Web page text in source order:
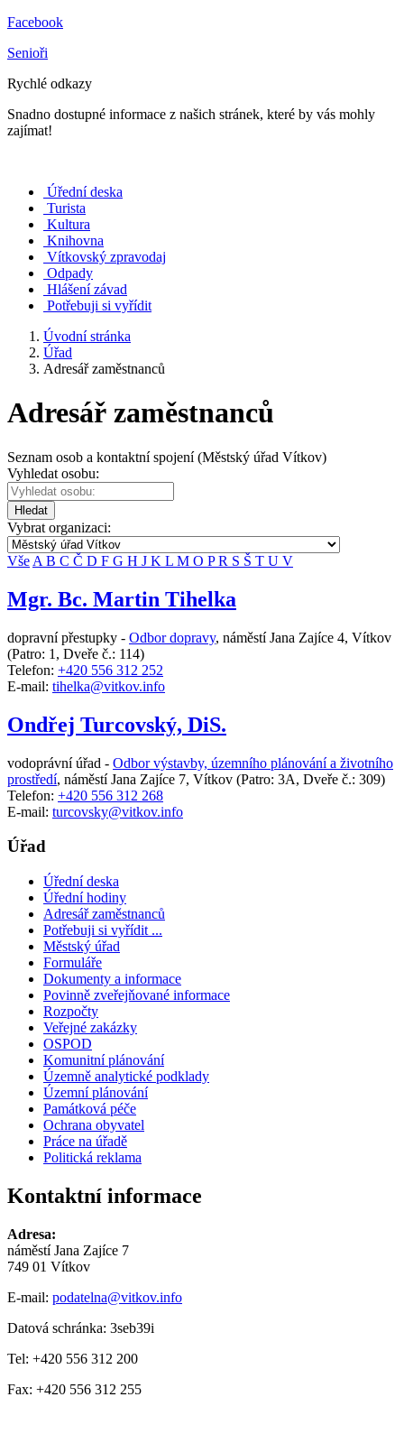
Facebook
Senioři
Rychlé odkazy
Snadno dostupné informace z našich stránek, které by vás mohly
zajímat!
Úřední deska
Turista
Kultura
Knihovna
Vítkovský zpravodaj
Odpady
Hlášení závad
Potřebuji si vyřídit
Úvodní stránka
Úřad
Adresář zaměstnanců
Adresář zaměstnanců
Seznam osob a kontaktní spojení (Městský úřad Vítkov)
Vyhledat osobu:
Hledat
Vybrat organizaci:
Vše A B C Č D F G H J K L M O PR S Š T U V
Mgr. Bc. Martin Tihelka
dopravní přestupky - Odbor dopravy, náměstí Jana Zajíce 4, Vítkov
(Patro: 1, Dveře č.: 114)
Telefon: +420 556 312 252
E-mail: tihelka@vitkov.info
Ondřej Turcovský, DiS.
vodoprávní úřad - Odbor výstavby, územního plánování a životního
prostředí, náměstí Jana Zajíce 7, Vítkov (Patro: 3A, Dveře č.: 309)
Telefon: +420 556 312 268
E-mail: turcovsky@vitkov.info
Úřad
Úřední deska
Úřední hodiny
Adresář zaměstnanců
Potřebuji si vyřídit ...
Městský úřad
Formuláře
Dokumenty a informace
Povinně zveřejňované informace
Rozpočty
Veřejné zakázky
OSPOD
Komunitní plánování
Územně analytické podklady
Územní plánování
Památková péče
Ochrana obyvatel
Práce na úřadě
Politická reklama
Kontaktní informace
Adresa:
náměstí Jana Zajíce 7
749 01 Vítkov
E-mail: podatelna@vitkov.info
Datová schránka: 3seb39i
Tel: +420 556 312 200
Fax: +420 556 312 255